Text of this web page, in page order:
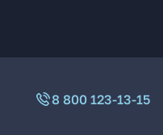
8 800 123-13-15